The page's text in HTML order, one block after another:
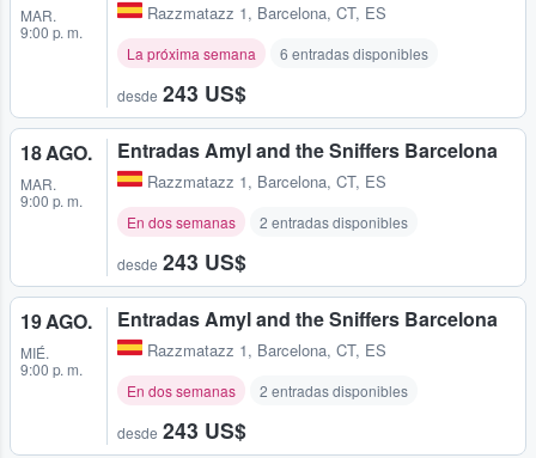
MAR.
9:00 p. m.
Razzmatazz 1, Barcelona, CT, ES
La próxima semana 6 entradas disponibles
desde 243 US$
18 AGO.
MAR.
9:00 p. m.
Entradas Amyl and the Sniffers Barcelona
Razzmatazz 1, Barcelona, CT, ES
En dos semanas 2 entradas disponibles
desde 243 US$
19 AGO.
MIÉ.
9:00 p. m.
Entradas Amyl and the Sniffers Barcelona
Razzmatazz 1, Barcelona, CT, ES
En dos semanas 2 entradas disponibles
desde 243 US$